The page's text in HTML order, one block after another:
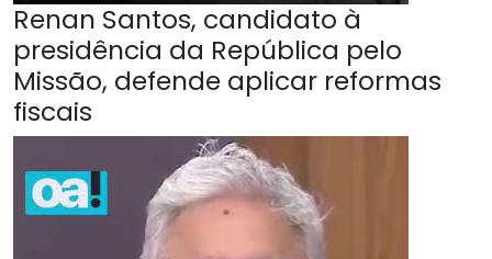
Renan Santos, candidato à
presidência da República pelo
Missão, defende aplicar reformas
fiscais